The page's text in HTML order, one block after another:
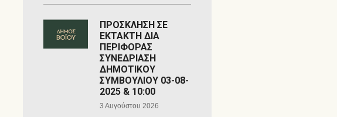
ΠΡΟΣΚΛΗΣΗ ΣΕ
ΕΚΤΑΚΤΗ ΔΙΑ
ΠΕΡΙΦΟΡΑΣ
ΣΥΝΕΔΡΙΑΣΗ
ΔΗΜΟΤΙΚΟΥ
ΣΥΜΒΟΥΛΙΟΥ 03-08-
2025 & 10:00
3 Αυγούστου 2026